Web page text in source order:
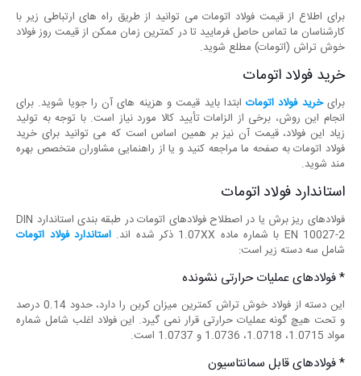
برای اطلاع از قیمت فولاد اتومات می توانید از طریق راه های ارتباطی زیر با
کارشناسان ما تماس حاصل فرمایید تا در کمترین زمان ممکن از قیمت روز فولاد
خوش تراش (اتومات) مطلع شوید.
خرید فولاد اتومات
برایخرید فولاد اتوماتابتدا باید قیمت و هزینه های آن را جویا شوید. برای
انجام این روش، برخی از الزامات تأیید کالا مورد نیاز است. با توجه به تولید
زیاد این فولاد، قیمت آن نیز بر همین اساس است که می توانید برای خرید
فولاد اتومات به صفحه ما مراجعه کنید و یا از راهنمایی مشاوران متخصص بهره
مند شوید.
استاندارد فولاد اتومات
فولادهای ریز برش یا در اصطلاح فولادهای اتومات در طبقه بندی استاندارد DIN
EN 10027-2 با شماره ماده 1.07XX ذکر شده اند.
استاندارد فولاد اتومات
شامل سه دسته زیر است:
* فولادهای عملیات حرارتی نشونده
این دسته از فولاد خوش تراش کمترین میزان کربن را دارد، حدود 0.14 درصد
و تحت هیچ گونه عملیات حرارتی قرار نمی گیرد. این فولاد اغلب شامل شماره
مواد 1.0715، 1.0718، 1.0736 و 1.0737 است.
* فولادهای قابل سمانتاسیون